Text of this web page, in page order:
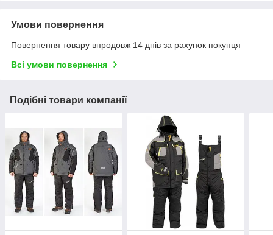
Умови повернення
Повернення товару впродовж 14 днів за рахунок покупця
Всі умови повернення
Подібні товари компанії